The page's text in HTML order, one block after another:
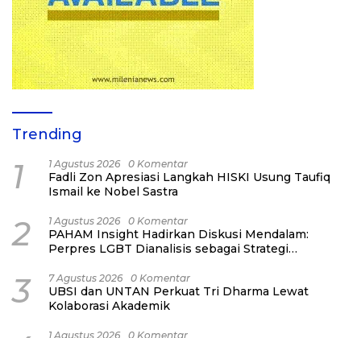
Trending
1 1 Agustus 2026 0 Komentar
Fadli Zon Apresiasi Langkah HISKI Usung Taufiq
Ismail ke Nobel Sastra
2 1 Agustus 2026 0 Komentar
PAHAM Insight Hadirkan Diskusi Mendalam:
Perpres LGBT Dianalisis sebagai Strategi
3 7 Agustus 2026 0 Komentar
UBSI dan UNTAN Perkuat Tri Dharma Lewat
Kolaborasi Akademik
1 Agustus 2026 0 Komentar